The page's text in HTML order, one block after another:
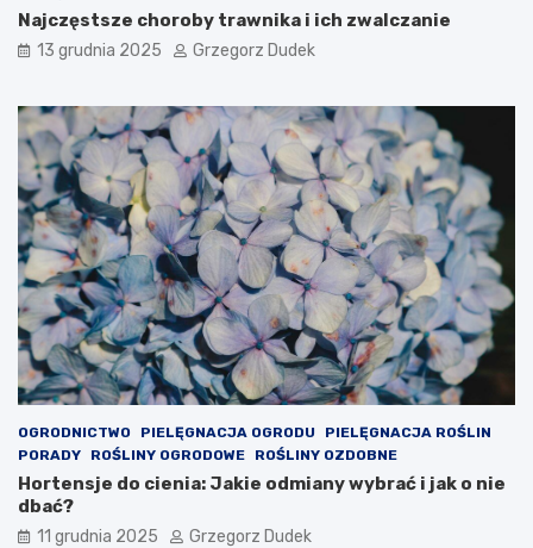
b
a
r
z
i
e
j
t
y
p
o
w
y
c
h
s
y
p
t
o
m
ó
a
ł
e
o
ż
o
n
a
r
o
d
z
e
n
i
o
w
d
e
k
o
r
Najczęstsze choroby trawnika i ich zwalczanie
13 grudnia 2025 Grzegorz Dudek
OGRODNICTWO PIELĘGNACJA OGRODU
PIELĘGNACJA ROŚLIN
PORADY
ROŚLINY OGRODOWE ROŚLINY OZDOBNE
Hortensje do cienia: Jakie odmiany wybrać i jak o nie
dbać?
11 grudnia 2025 Grzegorz Dudek